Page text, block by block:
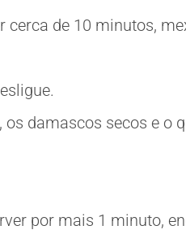
cerca de 10 minutos,
damascos secos e o
por mais 1 minuto,